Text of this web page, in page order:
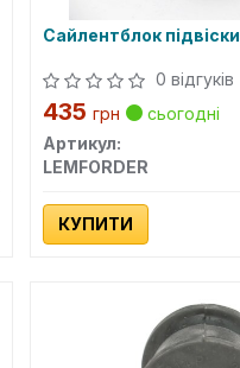
Сайлентблок підвіски
0 відгуків
435 грн
сьогодні
Артикул:
LEMFORDER
КУПИТИ